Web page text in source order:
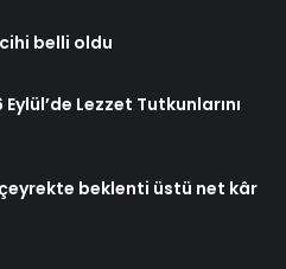
belli oldu
Lezzet Tutkunlarını
beklenti üstü net kâr